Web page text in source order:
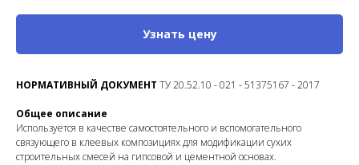
Узнать цену
НОРМАТИВНЫЙ ДОКУМЕНТ ТУ 20.52.10 - 021 - 51375167 - 2017
Общее описание
Используется в качестве самостоятельного и вспомогательного
связующего в клеевых композициях для модификации сухих
строительных смесей на гипсовой и цементной основах.